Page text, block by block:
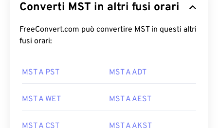
Converti MST in altri fusi orari
FreeConvert.com può convertire MST in questi altri
fusi orari:
MST A PST MST A ADT
MST A WET MST A AEST
MST A CST MST A AKST